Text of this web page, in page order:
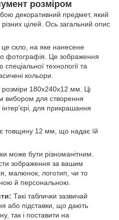
розміром
декоративний предмет, який
цілей. Ось загальний опис
скло, на яке нанесене
фотографія. Це зображення
технології та
кольори.
180x240x12 мм. Ці
вибором для створення
для прикрашання
товщину 12 мм, що надає їй
може бути різноманітним.
зображення за вашим
малюнок, логотип, чи то
й персональною.
Такі таблички зазвичай
або підставки, що дають
так і поставити на